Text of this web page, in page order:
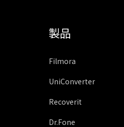
製品
Filmora
UniConverter
Recoverit
Dr.Fone